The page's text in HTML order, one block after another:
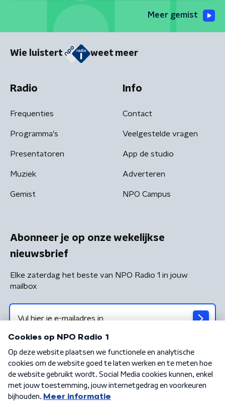
Meer gemist
Wie luistert weet meer
Radio
Frequenties
Programma's
Presentatoren
Muziek
Gemist
Info
Contact
Veelgestelde vragen
App de studio
Adverteren
NPO Campus
Abonneer je op onze wekelijkse
nieuwsbrief
Elke zaterdag het beste van NPO Radio 1 in jouw
mailbox
Algemene voorwaarden